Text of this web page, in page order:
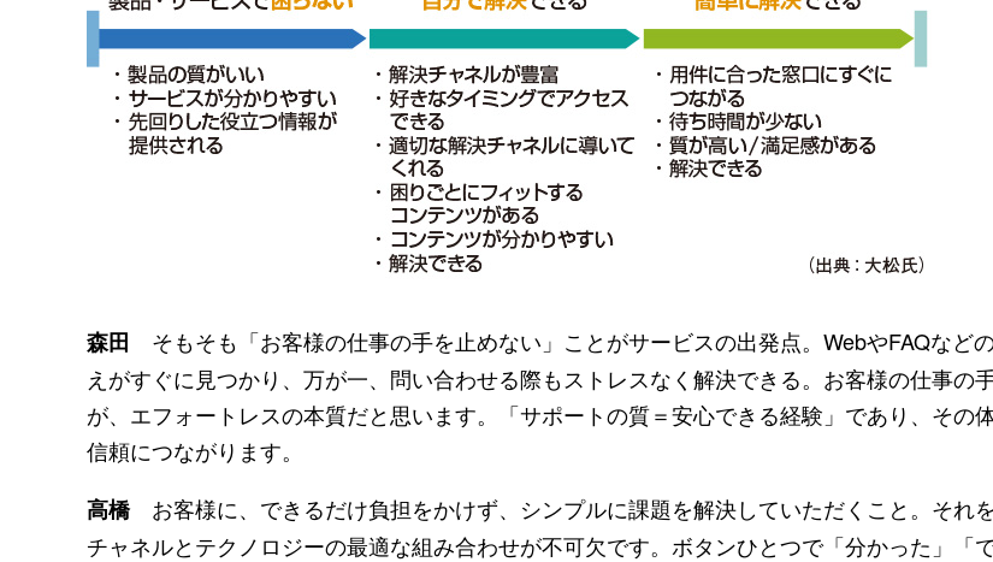
森田 そもそも「お客様の仕事の手を止めない」ことがサービスの出発点。WebやFAQなど
えがすぐに見つかり、万が一、問い合わせる際もストレスなく解決できる。お客様の仕事の
が、エフォートレスの本質だと思います。「サポートの質＝安心できる経験」であり、その
信頼につながります。
高橋お客様に、できるだけ負担をかけず、シンプルに課題を解決していただくこと。それを
チャネルとテクノロジーの最適な組み合わせが不可欠です。ボタンひとつで「分かった」「